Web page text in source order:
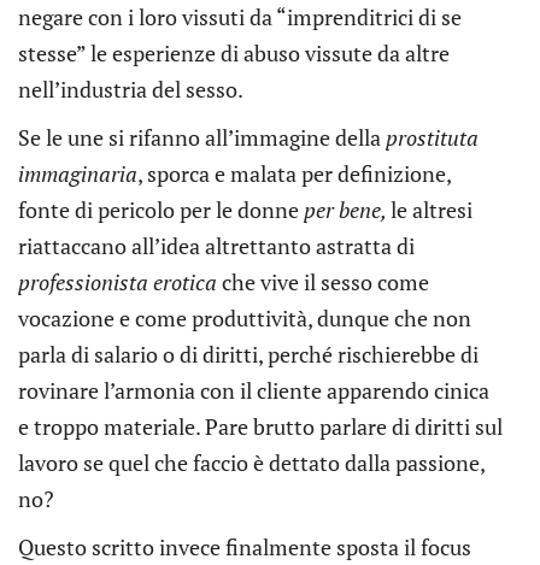
negare con i loro vissuti da “imprenditrici di se
stesse” le esperienze di abuso vissute da altre
nell’industria del sesso.
Se le une si rifanno all’immagine della prostituta
immaginaria, sporca e malata per definizione,
fonte di pericolo per le donne per bene, le altresi
riattaccano all’idea altrettanto astratta di
professionista erotica che vive il sesso come
vocazione e come produttività, dunque che non
parla di salario o di diritti, perché rischierebbe di
rovinare l’armonia con il cliente apparendo cinica
e troppo materiale. Pare brutto parlare di diritti sul
lavoro se quel che faccio è dettato dalla passione,
no?
Questo scritto invece finalmente sposta il focus